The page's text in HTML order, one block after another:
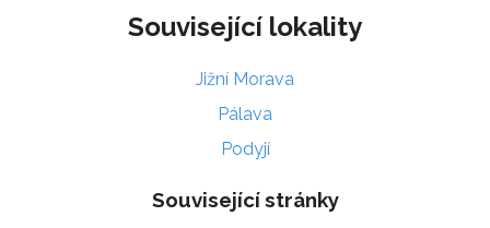
Související lokality
Jižní Morava
Pálava
Podyjí
Související stránky